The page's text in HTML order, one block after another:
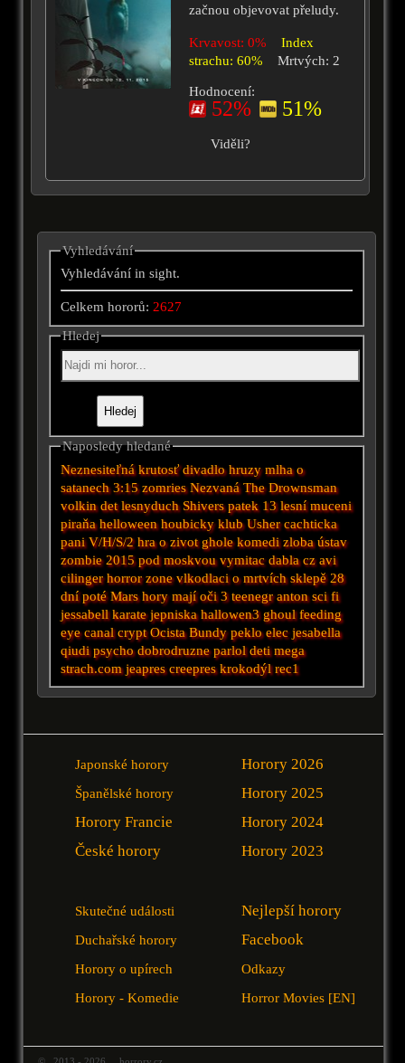
začnou objevovat přeludy.
Krvavost: 0%
Index
strachu: 60%
Mrtvých: 2
Hodnocení:
52% 51%
Viděli?
Vyhledávání
Vyhledávání in sight.
Celkem hororů:2627
Hledej
Naposledy hledané
Neznesiteľná krutosť divadlo hruzy mlha o
satanech 3:15 zomries Nezvaná The Drownsman
volkin det lesnyduch Shivers patek 13 lesní muceni
piraňa helloween houbicky klub Usher cachticka
pani V/H/S/2 hra o zivot ghole komedi zloba ústav
zombie 2015 pod moskvou vymitac dabla cz avi
cilinger horror zonevlkodlaci o mrtvích sklepě 28
dní poté Mars hory mají oči 3 teenegr anton sci fi
jessabell karate jepniska hallowen3 ghoul feeding
eye canal crypt Ocista Bundy peklo elec jesabella
qiudi psycho dobrodruzne parlol deti mega
strach.com jeapres creepres krokodýl rec1
Japonské horory
Španělské horory
Horory Francie
České horory
Horory 2026
Horory 2025
Horory 2024
Horory 2023
Skutečné události
Duchařské horory
Horory o upírech
Horory - Komedie
Nejlepší horory
Facebook
Odkazy
Horror Movies [EN]